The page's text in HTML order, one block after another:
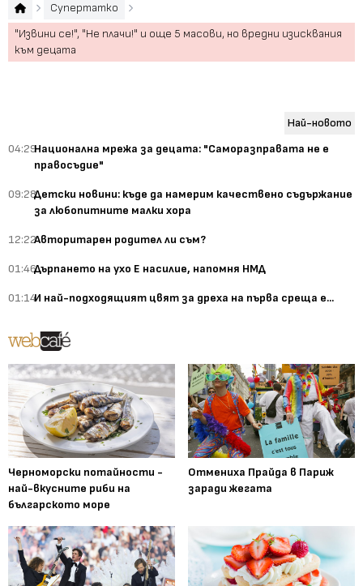
Супертатко
"Извини се!", "Не плачи!" и още 5 масови, но вредни изисквания
към децата
Най-новото
04:29Национална мрежа за децата: "Саморазправата не е
правосъдие"
09:28Детски новини: къде да намерим качествено съдържание
за любопитните малки хора
12:22Авторитарен родител ли съм?
01:46Дърпането на ухо Е насилие, напомня НМД
01:14И най-подходящият цвят за дреха на първа среща е...
Черноморски потайности -
най-вкусните риби на
българското море
Отмениха Прайда в Париж
заради жегата